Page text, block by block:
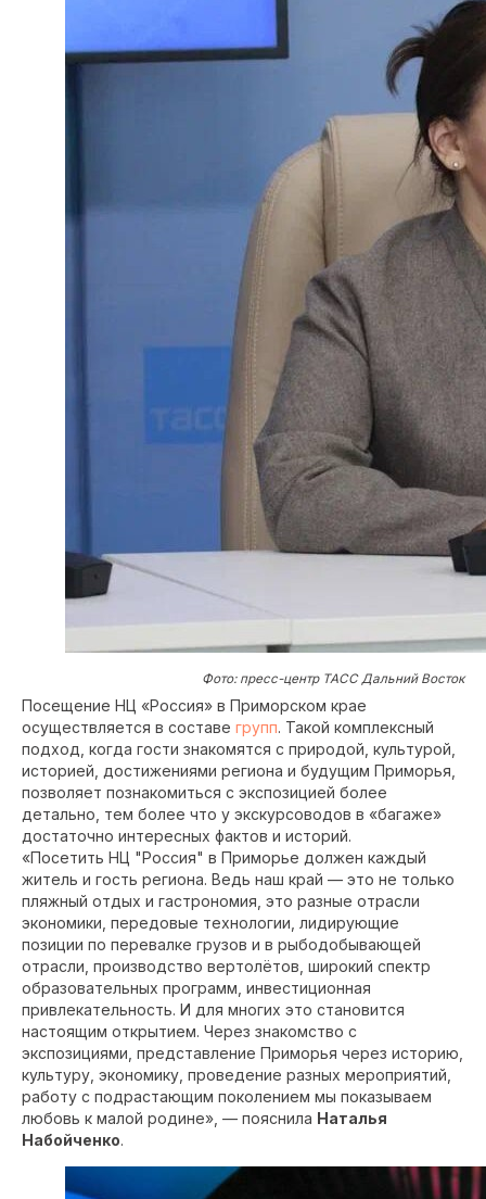
Фото: пресс-центр ТАСС Дальний Восток
Посещение НЦ «Россия» в Приморском крае
осуществляется в составе групп. Такой комплексный
подход, когда гости знакомятся с природой, культурой,
историей, достижениями региона и будущим Приморья,
позволяет познакомиться с экспозицией более
детально, тем более что у экскурсоводов в «багаже»
достаточно интересных фактов и историй.
«Посетить НЦ "Россия" в Приморье должен каждый
житель и гость региона. Ведь наш край — это не только
пляжный отдых и гастрономия, это разные отрасли
экономики, передовые технологии, лидирующие
позиции по перевалке грузов и в рыбодобывающей
отрасли, производство вертолётов, широкий спектр
образовательных программ, инвестиционная
привлекательность. И для многих это становится
настоящим открытием. Через знакомство с
экспозициями, представление Приморья через историю,
культуру, экономику, проведение разных мероприятий,
работу с подрастающим поколением мы показываем
любовь к малой родине», — пояснила Наталья
Набойченко.